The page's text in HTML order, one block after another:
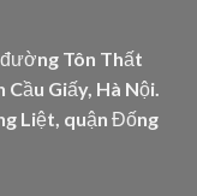
Tôn Thất
Giấy, Hà Nội.
Liệt, quận Đống